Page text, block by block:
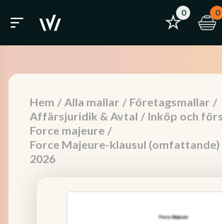
0 0
Hem / Alla mallar / Företagsmallar /
Affärsjuridik & Avtal / Inköp och
Force majeure /
Force Majeure-klausul (omfattande)
2026